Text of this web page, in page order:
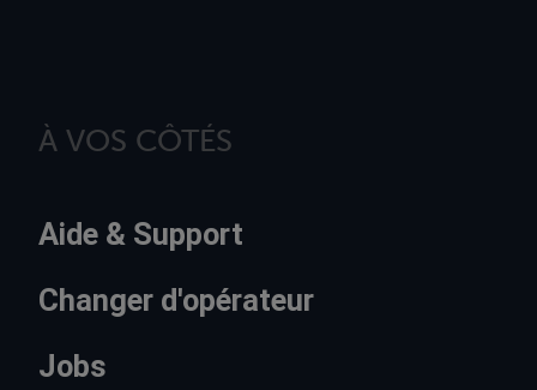
À VOS CÔTÉS
Aide & Support
Changer d'opérateur
Jobs